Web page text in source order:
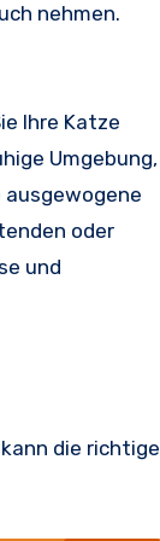
nehmen.
Ihre Katze
Umgebung,
ausgewogene
oder
und
die richtige